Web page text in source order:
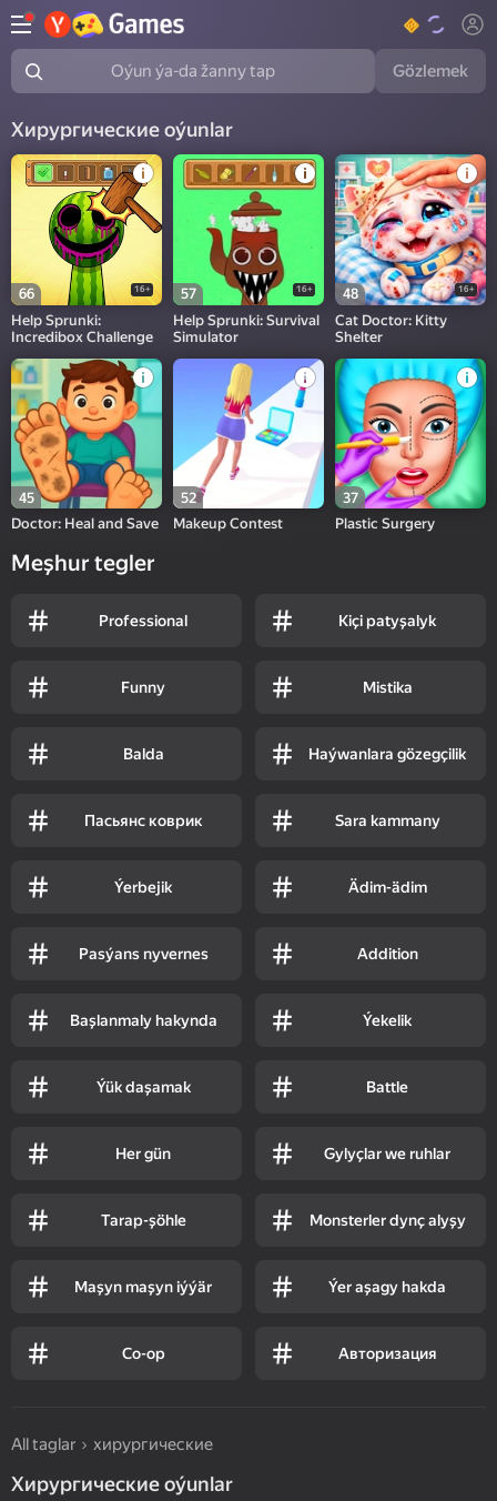
Oýun ýa-da žanny tap Gözlemek
Хирургические oýunlar
66 16+
Help Sprunki:
Incredibox Challenge
57 16+
Help Sprunki: Survival
Simulator
48 16+
Cat Doctor: Kitty
Shelter
45
Doctor: Heal and Save
52
Makeup Contest
37
Plastic Surgery
Meşhur tegler
Professional Kiçi patyşalyk
Funny Mistika
Balda Haýwanlara gözegçilik
Пасьянс коврик Sara kammany
Ýerbejik Ädim-ädim
Pasýans nyvernes Addition
Başlanmaly hakynda Ýekelik
Ýük daşamak Battle
Her gün Gylyçlar we ruhlar
Tarap-şöhle Monsterler dynç alyşy
Maşyn maşyn iýýär Ýer aşagy hakda
Co-op Авторизация
All taglar хирургические
Хирургические oýunlar